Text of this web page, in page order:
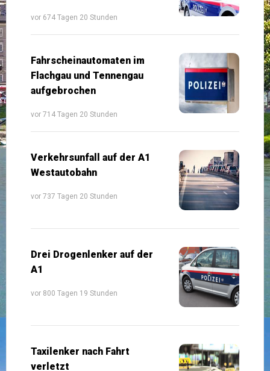
vor 674 Tagen 20 Stunden
Fahrscheinautomaten im
Flachgau und Tennengau
aufgebrochen
vor 714 Tagen 20 Stunden
Verkehrsunfall auf der A1
Westautobahn
vor 737 Tagen 20 Stunden
Drei Drogenlenker auf der
A1
vor 800 Tagen 19 Stunden
Taxilenker nach Fahrt
verletzt